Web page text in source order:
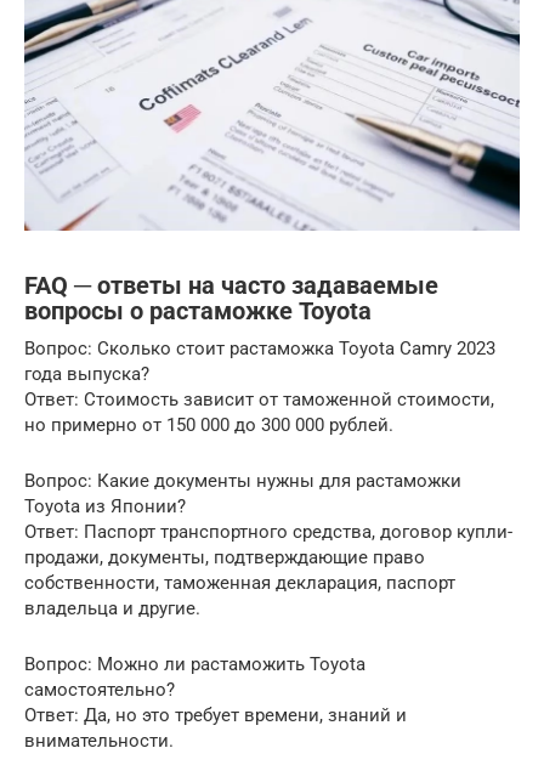
FAQ ─ ответы на часто задаваемые
вопросы о растаможке Toyota
Вопрос: Сколько стоит растаможка Toyota Camry 2023
года выпуска?
Ответ: Стоимость зависит от таможенной стоимости,
но примерно от 150 000 до 300 000 рублей.
Вопрос: Какие документы нужны для растаможки
Toyota из Японии?
Ответ: Паспорт транспортного средства, договор купли-
продажи, документы, подтверждающие право
собственности, таможенная декларация, паспорт
владельца и другие.
Вопрос: Можно ли растаможить Toyota
самостоятельно?
Ответ: Да, но это требует времени, знаний и
внимательности.